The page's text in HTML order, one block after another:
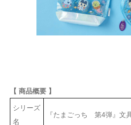
【 商品概要 】
シリーズ
名
『たまごっち 第4弾』文